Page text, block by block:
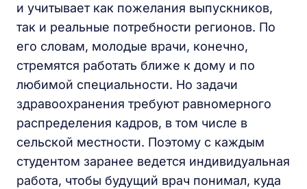
и учитывает как пожелания выпускников,
так и реальные потребности регионов. По
его словам, молодые врачи, конечно,
стремятся работать ближе к дому и по
любимой специальности. Но задачи
здравоохранения требуют равномерного
распределения кадров, в том числе в
сельской местности. Поэтому с каждым
студентом заранее ведется индивидуальная
работа, чтобы будущий врач понимал, куда